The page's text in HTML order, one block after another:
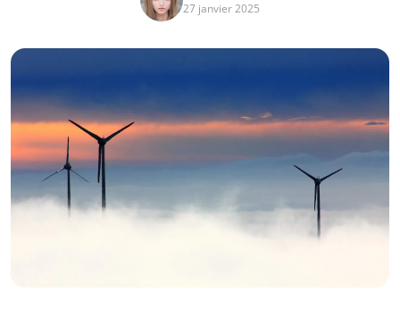
27 janvier 2025